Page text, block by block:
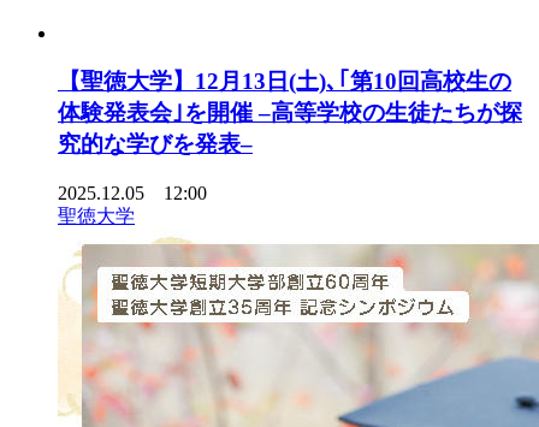
【聖徳大学】12月13日(土)､｢第10回高校生の
体験発表会｣を開催 –高等学校の生徒たちが探
究的な学びを発表–
2025.12.05 12:00
聖徳大学